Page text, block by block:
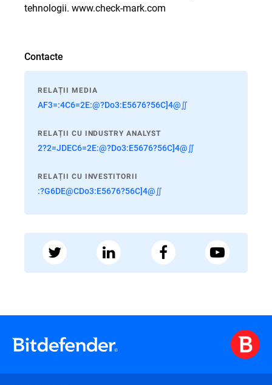
tehnologii. www.check-mark.com
Contacte
RELAȚII MEDIA
AF3=:4C6=2E:@?Do3:E5676?56C]4@∬
RELAȚII CU INDUSTRY ANALYST
2?2=JDEC6=2E:@?Do3:E5676?56C]4@∬
RELAȚII CU INVESTITORII
:?G6DE@CDo3:E5676?56C]4@∬